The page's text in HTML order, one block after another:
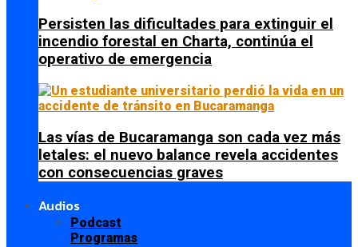
Persisten las dificultades para extinguir el
incendio forestal en Charta, continúa el
operativo de emergencia
Las vías de Bucaramanga son cada vez más
letales: el nuevo balance revela accidentes
con consecuencias graves
Audios
Podcast
Programas